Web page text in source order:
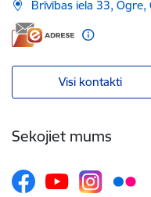
Brīvības iela 33,
Visi kontakti
Sekojiet mums